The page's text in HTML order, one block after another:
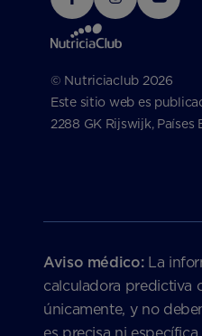
© Nutriciaclub 2026
Este sitio web es
2288 GK Rijswijk, Países
Aviso médico:La
calculadora predictiva
únicamente, y no
es precisa ni